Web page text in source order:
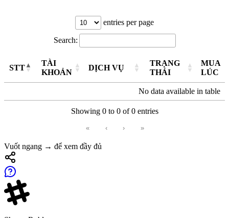
entries per page
Search:
STT
TÀI
KHOẢN
DỊCH VỤ
TRẠNG
THÁI
MUA
LÚC
No data available in table
Showing 0 to 0 of 0 entries
« ‹ › »
Vuốt ngang → để xem đầy đủ